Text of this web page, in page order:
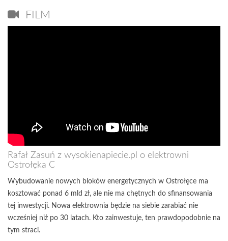
FILM
Rafał Zasuń z wysokienapiecie.pl o elektrowni
Ostrołęka C
Wybudowanie nowych bloków energetycznych w Ostrołęce ma
kosztować ponad 6 mld zł, ale nie ma chętnych do sfinansowania
tej inwestycji. Nowa elektrownia będzie na siebie zarabiać nie
wcześniej niż po 30 latach. Kto zainwestuje, ten prawdopodobnie na
tym straci.